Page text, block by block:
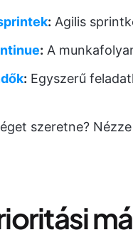
: Agilis
: A
: Egyszerű
szeretne?